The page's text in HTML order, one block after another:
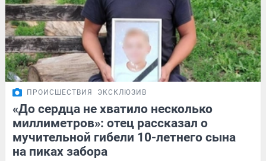
ПРОИСШЕСТВИЯ ЭКСКЛЮЗИВ
«До сердца не хватило несколько
миллиметров»: отец рассказал о
мучительной гибели 10-летнего сына
на пиках забора